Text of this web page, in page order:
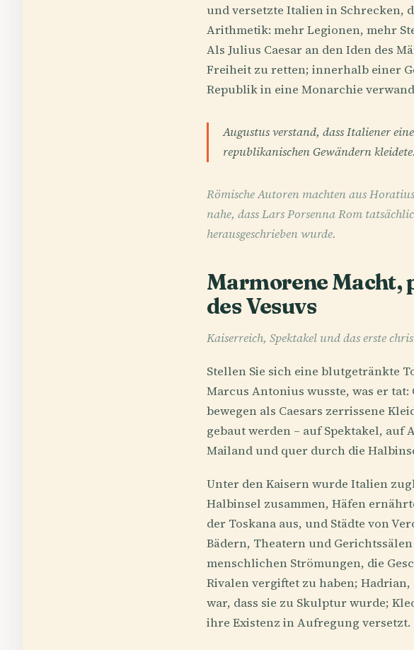
und versetzte Italien in Schrecken,
Arithmetik: mehr Legionen, mehr
Als Julius Caesar an den Iden des
Freiheit zu retten; innerhalb einer
Republik in eine Monarchie
Augustus verstand, dass Italiener
republikanischen Gewändern kleidete.
Römische Autoren machten aus
nahe, dass Lars Porsenna Rom
herausgeschrieben wurde.
Marmorene Macht,
des Vesuvs
Kaiserreich, Spektakel und das erste
Stellen Sie sich eine blutgetränkte
Marcus Antonius wusste, was er
bewegen als Caesars zerrissene
gebaut werden – auf Spektakel,
Mailand und quer durch die
Unter den Kaisern wurde Italien
Halbinsel zusammen, Häfen
der Toskana aus, und Städte von
Bädern, Theatern und
menschlichen Strömungen, die
Rivalen vergiftet zu haben;
war, dass sie zu Skulptur wurde;
ihre Existenz in Aufregung versetzt.